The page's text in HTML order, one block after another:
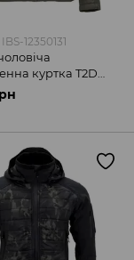
12350131
куртка T2D